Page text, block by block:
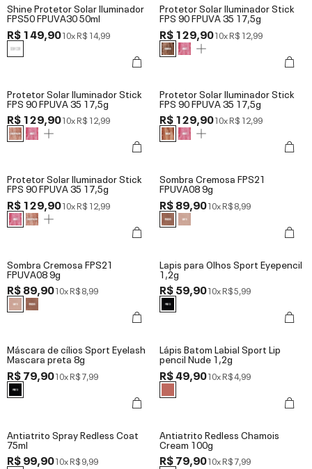
Shine Protetor Solar Iluminador
FPS50 FPUVA30 50ml
R$ 149,9010xR$ 14,99
Protetor Solar Iluminador Stick
FPS 90 FPUVA 35 17,5g
R$ 129,9010xR$ 12,99
Protetor Solar Iluminador Stick
FPS 90 FPUVA 35 17,5g
R$ 129,9010xR$ 12,99
Protetor Solar Iluminador Stick
FPS 90 FPUVA 35 17,5g
R$ 129,9010xR$ 12,99
Protetor Solar Iluminador Stick
FPS 90 FPUVA 35 17,5g
R$ 129,9010xR$ 12,99
Sombra Cremosa FPS21
FPUVA08 9g
R$ 89,9010xR$ 8,99
Sombra Cremosa FPS21
FPUVA08 9g
R$ 89,9010xR$ 8,99
Lapis para Olhos Sport Eyepencil
1,2g
R$ 59,9010xR$ 5,99
Máscara de cílios Sport Eyelash
Mascara preta 8g
R$ 79,9010xR$ 7,99
Lápis Batom Labial Sport Lip
pencil Nude 1,2g
R$ 49,9010xR$ 4,99
Antiatrito Spray Redless Coat
75ml
R$ 99,9010xR$ 9,99
Antiatrito Redless Chamois
Cream 100g
R$ 79,9010xR$ 7,99